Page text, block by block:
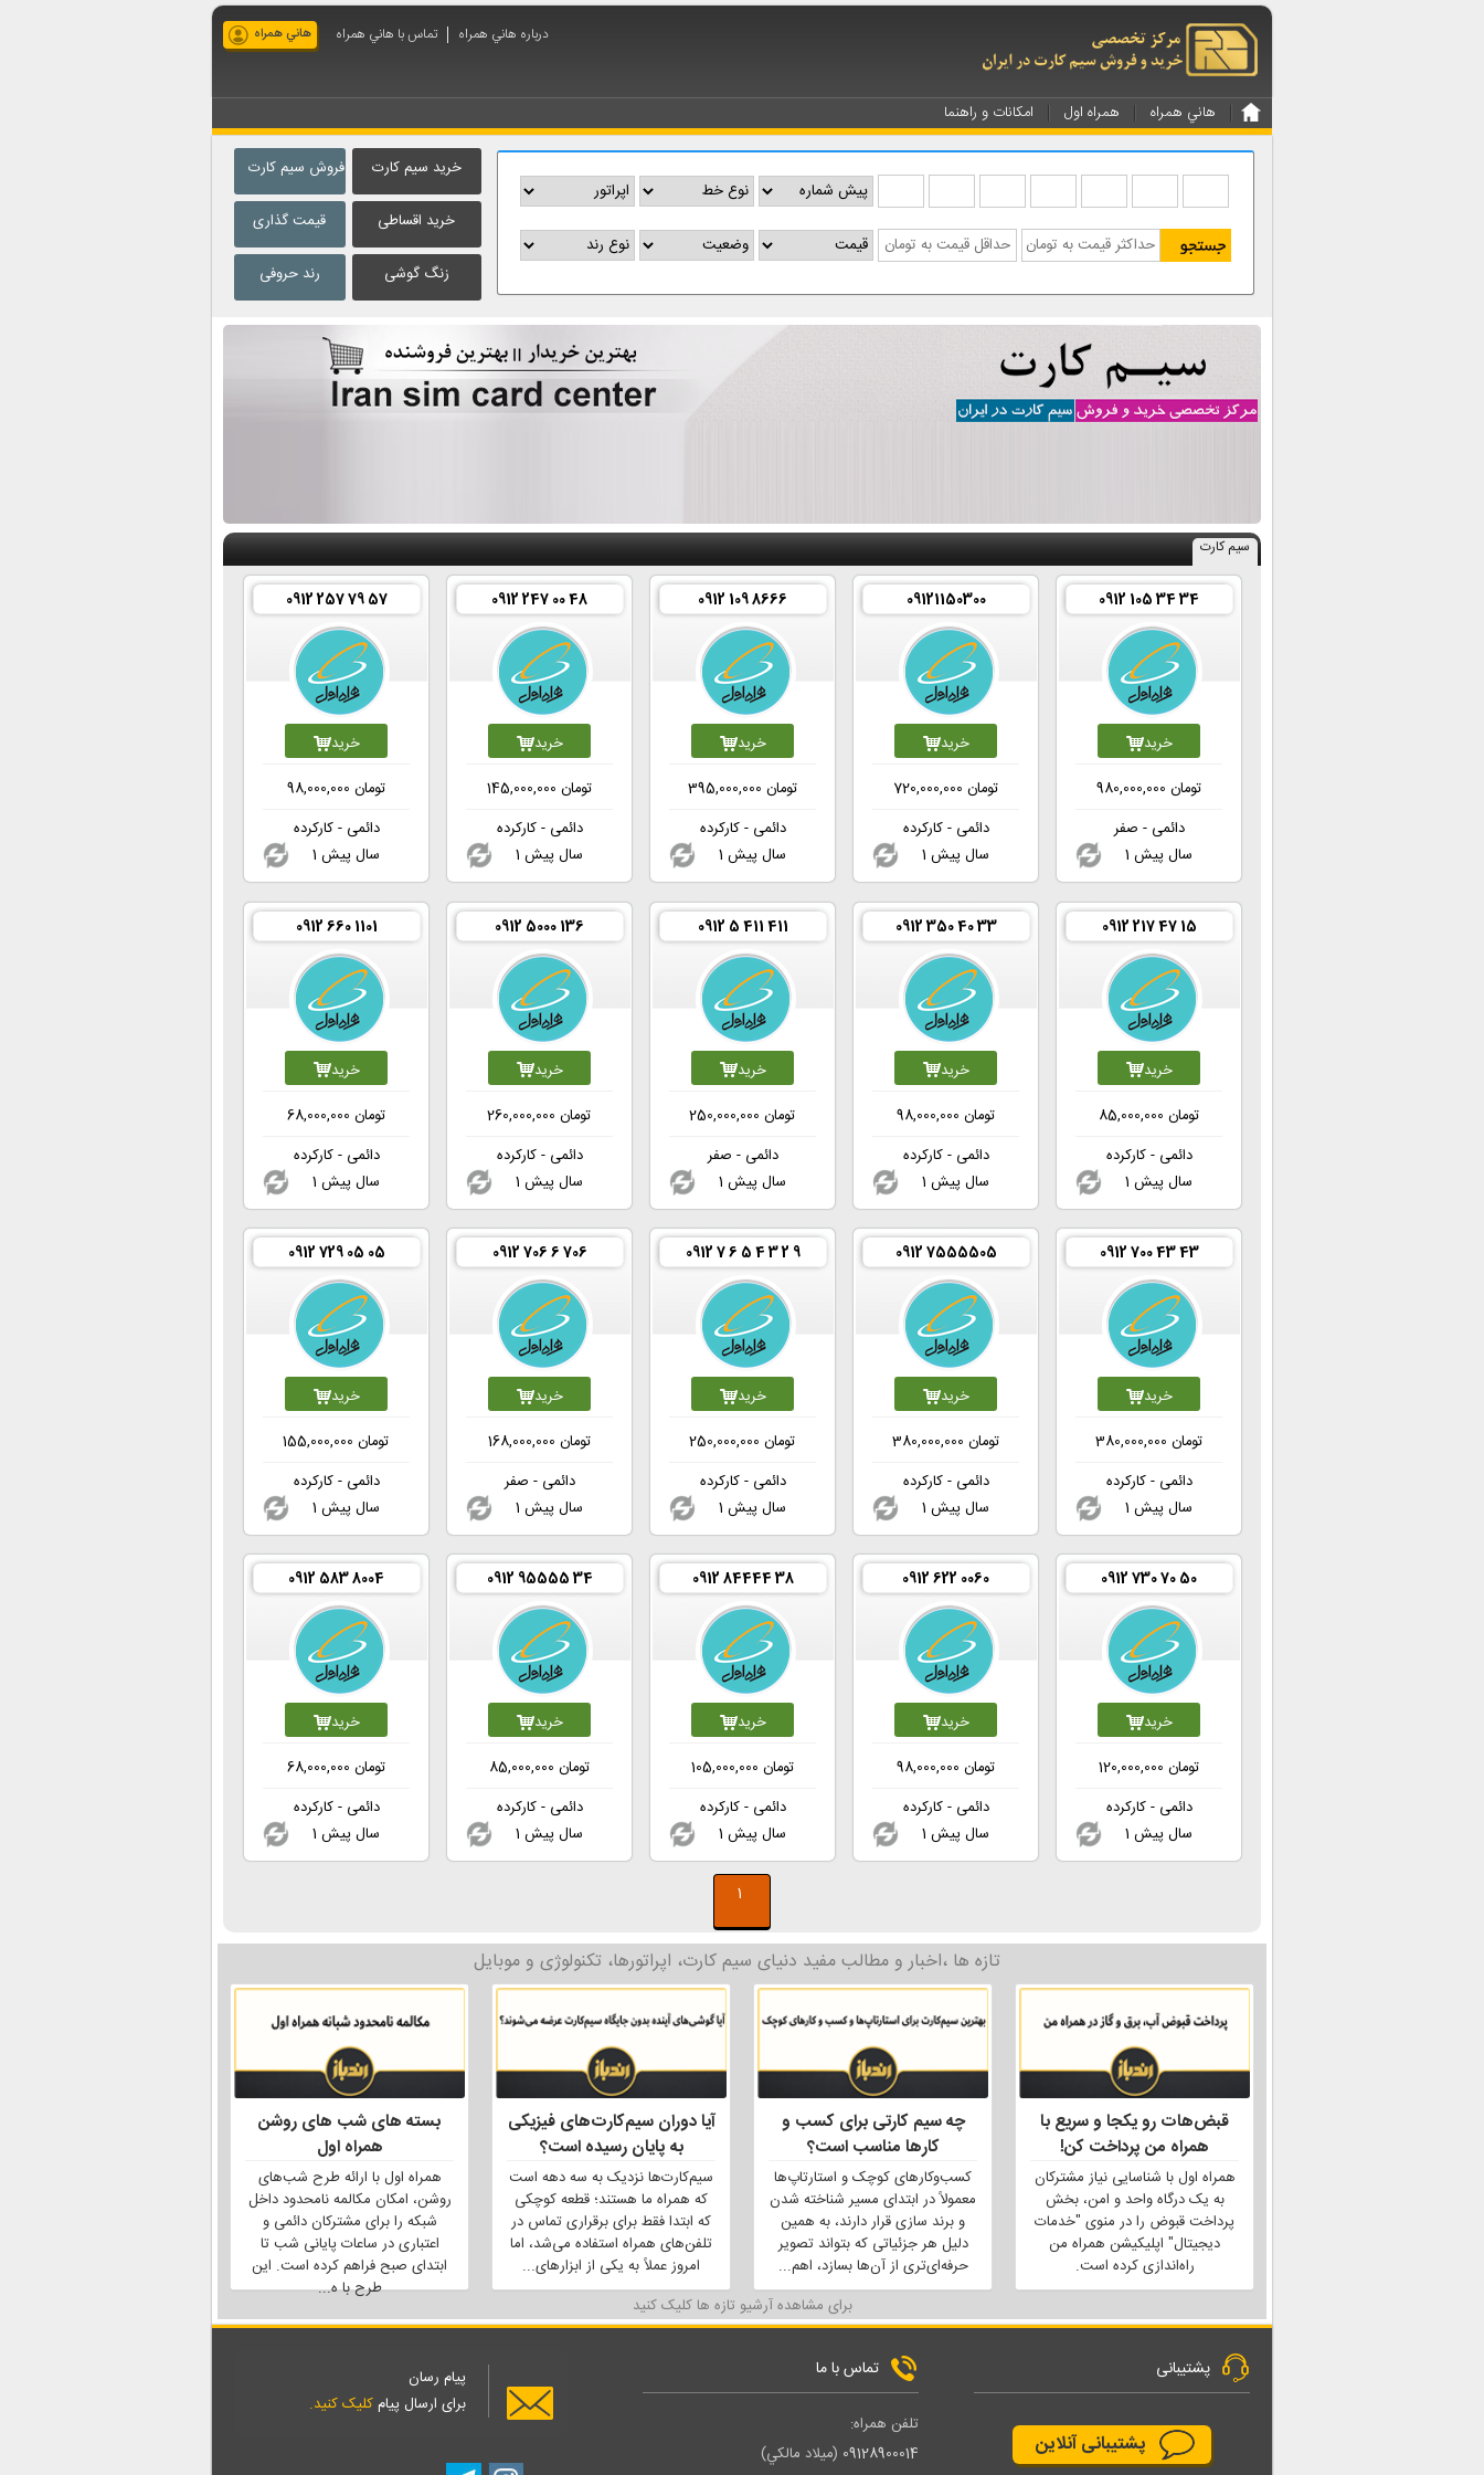
هاني همراه درباره هاني همراه تماس با هاني همراه
هاني همراه همراه اول امکانات و راهنما
فروش سیم کارت
قیمت گذاری
رند حروفی
خرید سیم کارت
خرید اقساطی
زنگ گوشی
سیم کارت
0912 105 34 34
خرید
980,000,000 تومان
دائمی - صفر
1 سال پیش
09121150300
خرید
720,000,000 تومان
دائمی - کارکرده
1 سال پیش
0912 109 8666
خرید
395,000,000 تومان
دائمی - کارکرده
1 سال پیش
0912 247 00 48
خرید
145,000,000 تومان
دائمی - کارکرده
1 سال پیش
0912 257 79 57
خرید
98,000,000 تومان
دائمی - کارکرده
1 سال پیش
0912 217 47 15
خرید
85,000,000 تومان
دائمی - کارکرده
1 سال پیش
0912 350 40 33
خرید
98,000,000 تومان
دائمی - کارکرده
1 سال پیش
0912 5 411 411
خرید
250,000,000تومان
دائمی - صفر
1 سال پیش
0912 5000 136
خرید
260,000,000تومان
دائمی - کارکرده
1 سال پیش
0912 660 1101
خرید
68,000,000 تومان
دائمی - کارکرده
1 سال پیش
0912 700 43 43
خرید
380,000,000 تومان
دائمی - کارکرده
1 سال پیش
0912 7555505
خرید
380,000,000 تومان
دائمی - کارکرده
1 سال پیش
0912 7 6 5 4 3 2 9
خرید
250,000,000تومان
دائمی - کارکرده
1 سال پیش
0912 706 6 706
خرید
168,000,000 تومان
دائمی - صفر
1 سال پیش
0912 729 05 05
خرید
155,000,000تومان
دائمی - کارکرده
1 سال پیش
0912 730 70 50
خرید
120,000,000 تومان
دائمی - کارکرده
1 سال پیش
0912 622 0060
خرید
98,000,000 تومان
دائمی - کارکرده
1 سال پیش
0912 84444 38
خرید
105,000,000 تومان
دائمی - کارکرده
1 سال پیش
0912 95555 34
خرید
85,000,000 تومان
دائمی - کارکرده
1 سال پیش
0912 583 8004
خرید
68,000,000 تومان
دائمی - کارکرده
1 سال پیش
1
تازه ها ،اخبار و مطالب مفید دنیای سیم کارت، اپراتورها، تکنولوژی و موبایل
قبض‌هات رو یکجا و سریع با
همراه من پرداخت کن!
همراه اول با شناسایی نیاز مشترکان
به یک درگاه واحد و امن، بخش
پرداخت قبوض را در منوی "خدمات
دیجیتال" اپلیکیشن همراه من
راه‌اندازی کرده است.
چه سیم کارتی برای کسب و
کارها مناسب است؟
کسب‌وکارهای کوچک و استارتاپ‌ها
معمولاً در ابتدای مسیر شناخته شدن
و برند سازی قرار دارند، به همین
دلیل هر جزئیاتی که بتواند تصویر
حرفه‌ای‌تری از آن‌ها بسازد، اهم...
آیا دوران سیم‌کارت‌های فیزیکی
به پایان رسیده است؟
سیم‌کارت‌ها نزدیک به سه دهه است
که همراه ما هستند؛ قطعه کوچکی
که ابتدا فقط برای برقراری تماس در
تلفن‌های همراه استفاده می‌شد، اما
امروز عملاً به یکی از ابزارهای...
بسته های شب های روشن
همراه اول
همراه اول با ارائه طرح شب‌های
روشن، امکان مکالمه نامحدود داخل
شبکه را برای مشترکان دائمی و
اعتباری در ساعات پایانی شب تا
ابتدای صبح فراهم کرده است. این
طرح با ه...
برای مشاهده آرشیو تازه ها کلیک کنید
پشتیبانی
پشتیبانی آنلاین
تماس با ما
تلفن همراه:
09128900014 (ميلاد مالكي)
پیام رسان
برای ارسال پیامکلیک کنید.